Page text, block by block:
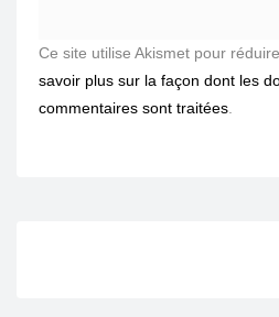
Ce site utilise Akismet pour
savoir plus sur la façon dont les
commentaires sont traitées